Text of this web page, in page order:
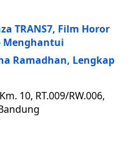
TRANS7, Film Horor
Menghantui
Ramadhan, Lengkap
10, RT.009/RW.006,